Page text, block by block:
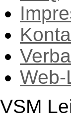
Web-
VSM